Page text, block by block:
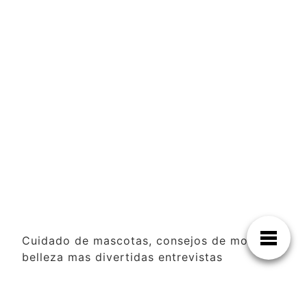
Cuidado de mascotas, consejos de moda y
belleza mas divertidas entrevistas